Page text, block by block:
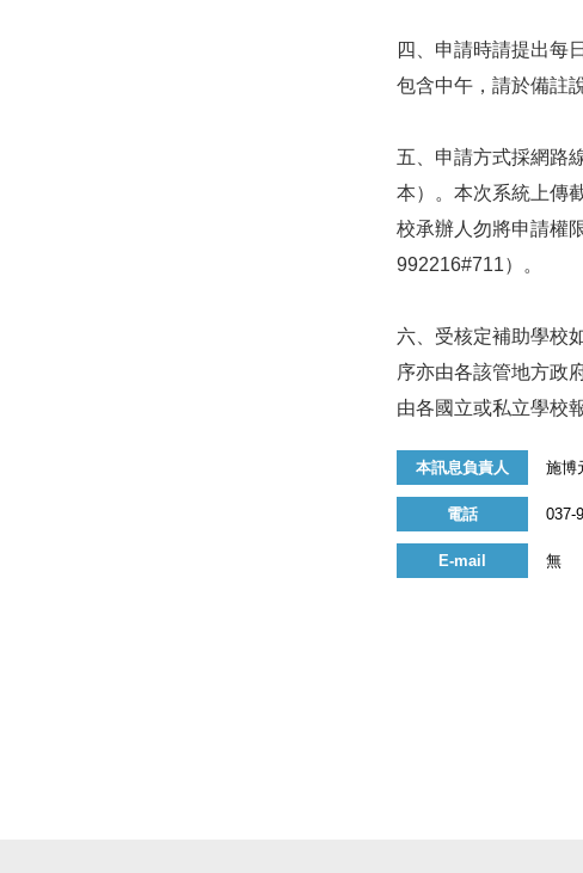
四、申請時請提出每
包含中午，請於備註
五、申請方式採網路
本）。本次系統上傳
校承辦人勿將申請權
992216#711）。
六、受核定補助學校
序亦由各該管地方政
由各國立或私立學校
本訊息負責人 施博
電話 037-
E-mail 無